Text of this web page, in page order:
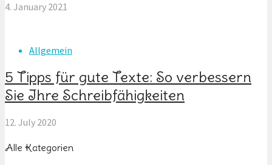
4. January 2021
Allgemein
5 Tipps für gute Texte: So verbessern
Sie Ihre Schreibfähigkeiten
12. July 2020
Alle Kategorien